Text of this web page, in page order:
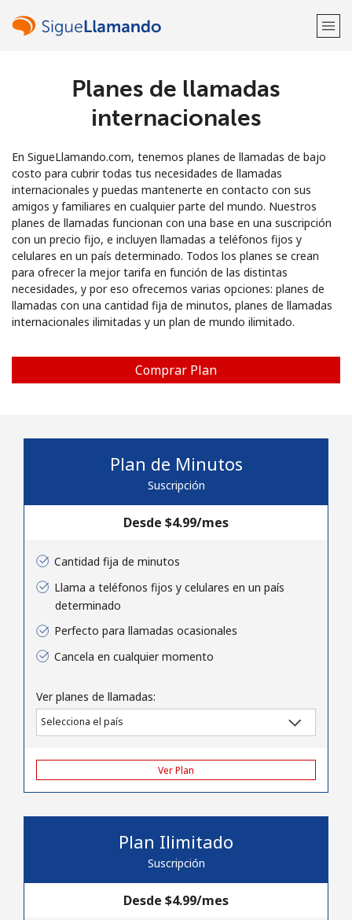
¡Bienvenido!
Regístrate con
o
No se ha creado una contraseña
Mínimo 8 caracteres
Una letra mayúscula y una minúscula
Un caracter especial
ofertas.
Al abrir una cuenta en este sitio web, estoy de acuerdo con
estosTérminos y condiciones.
Únete
¡Hola!
Inicia sesión o
Planes de llamadas
internacionales
En SigueLlamando.com, tenemos planes de llamadas de bajo
costo para cubrir todas tus necesidades de llamadas
internacionales y puedas mantenerte en contacto con sus
amigos y familiares en cualquier parte del mundo. Nuestros
planes de llamadas funcionan con una base en una suscripción
con un precio fijo, e incluyen llamadas a teléfonos fijos y
celulares en un país determinado. Todos los planes se crean
para ofrecer la mejor tarifa en función de las distintas
necesidades, y por eso ofrecemos varias opciones: planes de
llamadas con una cantidad fija de minutos, planes de llamadas
internacionales ilimitadas y un plan de mundo ilimitado.
Comprar Plan
Plan de Minutos
Suscripción
Desde ⁦$4.99⁩/mes
Cantidad fija de minutos
Llama a teléfonos fijos y celulares en un país
determinado
Perfecto para llamadas ocasionales
Cancela en cualquier momento
Ver planes de llamadas:
Ver Plan
Plan Ilimitado
Suscripción
Desde ⁦$4.99⁩/mes